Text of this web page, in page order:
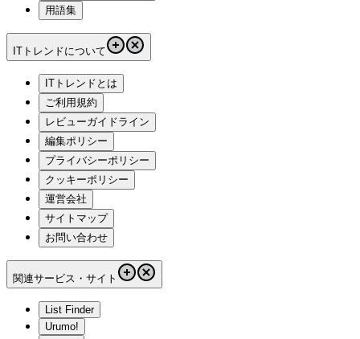
用語集
ITトレンドについて
ITトレンドとは
ご利用規約
レビューガイドライン
編集ポリシー
プライバシーポリシー
クッキーポリシー
運営会社
サイトマップ
お問い合わせ
関連サービス・サイト
List Finder
Urumo!